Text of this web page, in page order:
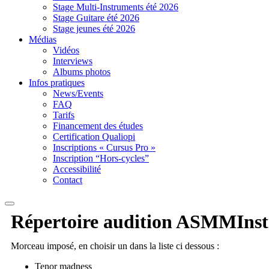
Stage Multi-Instruments été 2026
Stage Guitare été 2026
Stage jeunes été 2026
Médias
Vidéos
Interviews
Albums photos
Infos pratiques
News/Events
FAQ
Tarifs
Financement des études
Certification Qualiopi
Inscriptions « Cursus Pro »
Inscription “Hors-cycles”
Accessibilité
Contact
Répertoire auditionASMM
Morceau imposé, en choisir un dans la liste ci dessous :
Tenor madness